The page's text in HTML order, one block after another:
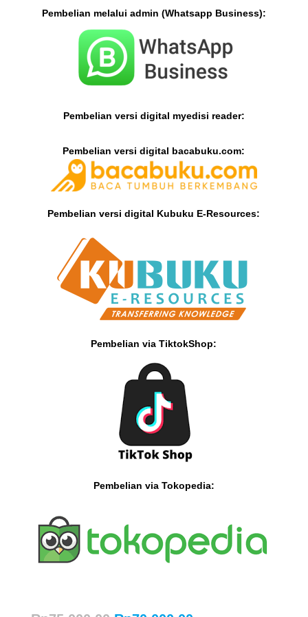
Pembelian melalui admin (Whatsapp Business):
Pembelian versi digital myedisi reader:
Pembelian versi digital bacabuku.com:
Pembelian versi digital Kubuku E-Resources:
Pembelian via TiktokShop:
Pembelian via Tokopedia: